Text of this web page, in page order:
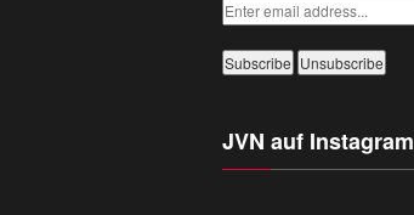
JVN auf Instagram